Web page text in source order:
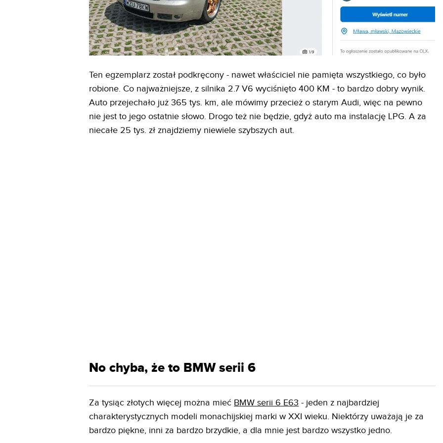
Ten egzemplarz został podkręcony - nawet właściciel nie pamięta wszystkiego, co było
robione. Co najważniejsze, z silnika 2.7 V6 wyciśnięto 400 KM - to bardzo dobry wynik.
Auto przejechało już 365 tys. km, ale mówimy przecież o starym Audi, więc na pewno
nie jest to jego ostatnie słowo. Drogo też nie będzie, gdyż auto ma instalację LPG. A za
niecałe 25 tys. zł znajdziemy niewiele szybszych aut.
No chyba, że to BMW serii 6
Za tysiąc złotych więcej można mieć BMW serii 6 E63 - jeden z najbardziej
charakterystycznych modeli monachijskiej marki w XXI wieku. Niektórzy uważają je za
bardzo piękne, inni za bardzo brzydkie, a dla mnie jest bardzo wszystko jedno.